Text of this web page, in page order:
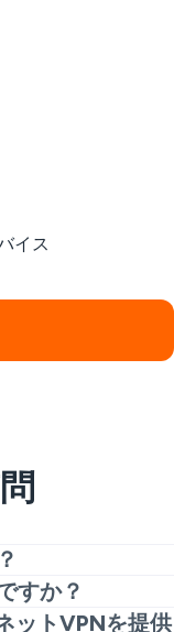
イス
バシーとより安
を使用してい
すか？
化を持ってお
ットVPNを提供